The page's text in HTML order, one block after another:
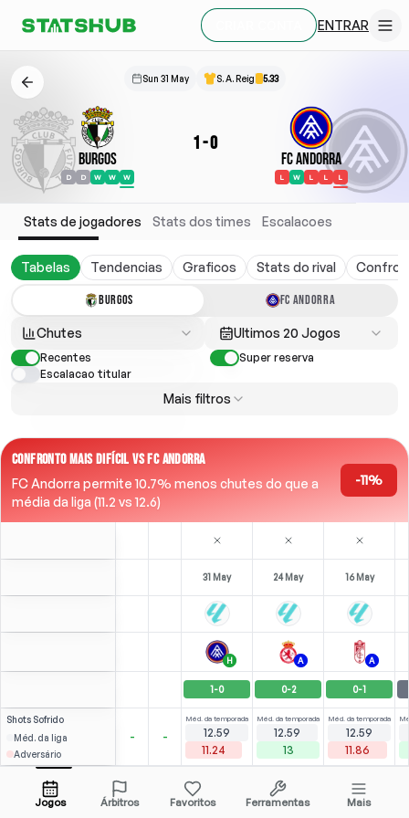
ENTRAR
Sun 31 May S. A. Reig 5.33
Burgos
D D W W W
1-0
FC Andorra
L W L L L
Stats de jogadores Stats dos times Escalacoes
Tabelas Tendencias Graficos Stats do rival
BURGOS FC ANDORRA
Chutes Ultimos 20 Jogos
Recentes
Super reserva
Escalacao titular
Mais filtros
CONFRONTO MAIS DIFÍCIL VS FC ANDORRA
FC Andorra permite 10.7% menos chutes do que a
média da liga (11.2 vs 12.6)
-11%
31 May 24 May 16 May
H A A
1-0 0-2 0-1
Shots Sofrido
Méd. da liga
Adversário
- -
Méd. da temporada
12.59
11.24
Méd. da temporada
12.59
13
Méd. da temporada
12.59
11.86
D. González Abrir menu
2.09
86' RM-
2
RM-79'
1 (1)
M-27'
Jogos Árbitros Favoritos Ferramentas Mais